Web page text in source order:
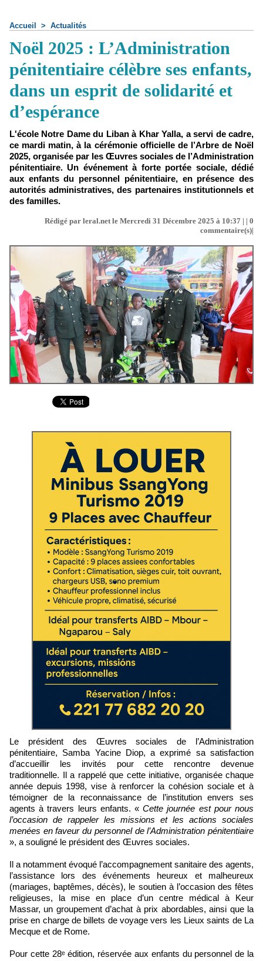
Accueil > Actualités
Noël 2025 : L’Administration
pénitentiaire célèbre ses enfants,
dans un esprit de solidarité et
d’espérance
L'école Notre Dame du Liban à Khar Yalla, a servi de cadre,
ce mardi matin, à la cérémonie officielle de l’Arbre de Noël
2025, organisée par les Œuvres sociales de l’Administration
pénitentiaire. Un événement à forte portée sociale, dédié
aux enfants du personnel pénitentiaire, en présence des
autorités administratives, des partenaires institutionnels et
des familles.
Rédigé par leral.net le Mercredi 31 Décembre 2025 à 10:37 | | 0
commentaire(s)|
Le président des Œuvres sociales de l’Administration
pénitentiaire, Samba Yacine Diop, a exprimé sa satisfaction
d’accueillir les invités pour cette rencontre devenue
traditionnelle. Il a rappelé que cette initiative, organisée chaque
année depuis 1998, vise à renforcer la cohésion sociale et à
témoigner de la reconnaissance de l’institution envers ses
agents à travers leurs enfants. «Cette journée est pour nous
l’occasion de rappeler les missions et les actions sociales
menées en faveur du personnel de l’Administration pénitentiaire
», a souligné le président des Œuvres sociales.
Il a notamment évoqué l’accompagnement sanitaire des agents,
l’assistance lors des événements heureux et malheureux
(mariages, baptêmes, décès), le soutien à l’occasion des fêtes
religieuses, la mise en place d’un centre médical à Keur
Massar, un groupement d’achat à prix abordables, ainsi que la
prise en charge de billets de voyage vers les Lieux saints de La
Mecque et de Rome.
Pour cette 28ᵉ édition, réservée aux enfants du personnel de la